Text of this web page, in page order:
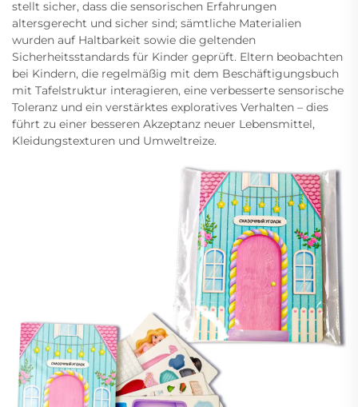
stellt sicher, dass die sensorischen Erfahrungen
altersgerecht und sicher sind; sämtliche Materialien
wurden auf Haltbarkeit sowie die geltenden
Sicherheitsstandards für Kinder geprüft. Eltern beobachten
bei Kindern, die regelmäßig mit dem Beschäftigungsbuch
mit Tafelstruktur interagieren, eine verbesserte sensorische
Toleranz und ein verstärktes exploratives Verhalten – dies
führt zu einer besseren Akzeptanz neuer Lebensmittel,
Kleidungstexturen und Umweltreize.